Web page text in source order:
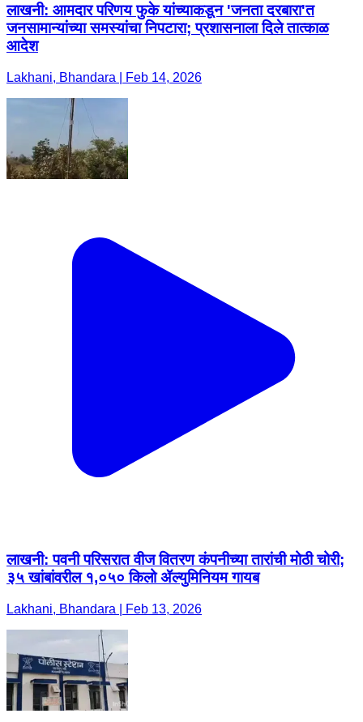
लाखनी: आमदार परिणय फुके यांच्याकडून 'जनता दरबारा'त
जनसामान्यांच्या समस्यांचा निपटारा; प्रशासनाला दिले तात्काळ
आदेश
Lakhani, Bhandara | Feb 14, 2026
लाखनी: पवनी परिसरात वीज वितरण कंपनीच्या तारांची मोठी चोरी;
३५ खांबांवरील १,०५० किलो ॲल्युमिनियम गायब
Lakhani, Bhandara | Feb 13, 2026